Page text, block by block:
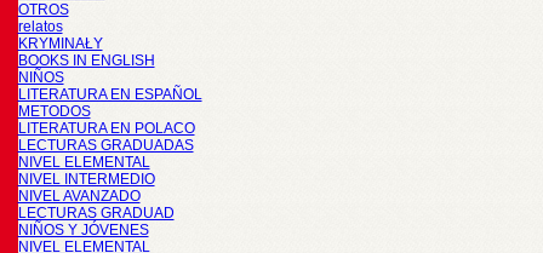
OTROS
relatos
KRYMINAŁY
BOOKS IN ENGLISH
NIÑOS
LITERATURA EN ESPAÑOL
METODOS
LITERATURA EN POLACO
LECTURAS GRADUADAS
NIVEL ELEMENTAL
NIVEL INTERMEDIO
NIVEL AVANZADO
LECTURAS GRADUAD
NIÑOS Y JÓVENES
NIVEL ELEMENTAL